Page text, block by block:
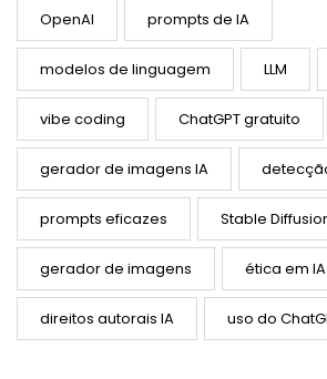
OpenAI prompts de IA
modelos de linguagem LLM
vibe coding ChatGPT gratuito
gerador de imagens IA
prompts eficazes Stable
gerador de imagens ética em IA
direitos autorais IA uso do